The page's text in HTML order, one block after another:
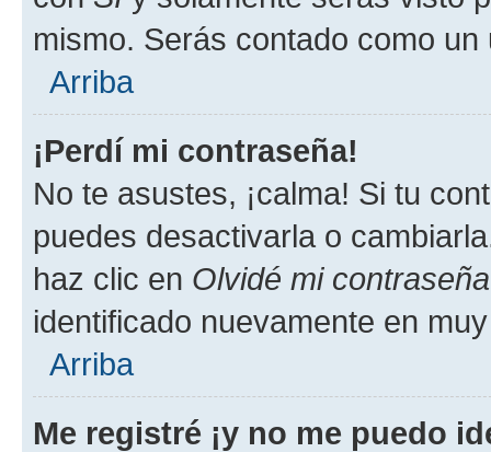
mismo. Serás contado como un
Arriba
¡Perdí mi contraseña!
No te asustes, ¡calma! Si tu
puedes desactivarla o
haz clic en Olvidé mi contraseña
identificado nuevamente en
Arriba
Me registré ¡y no me puedo